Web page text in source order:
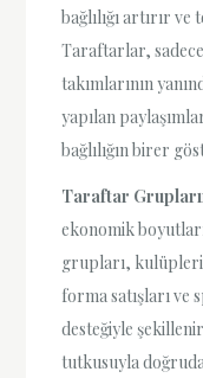
bağlılığı artırır
Taraftarlar,
takımlarının
yapılan
bağlılığın birer
Taraftar
ekonomik
grupları,
forma satışları ve
desteğiyle
tutkusuyla